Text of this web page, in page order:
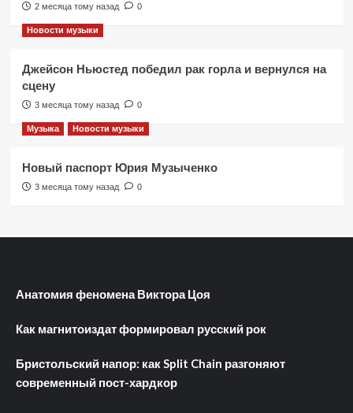
2 месяца тому назад 0
Новости музыки
Джейсон Ньюстед победил рак горла и вернулся на
сцену
3 месяца тому назад 0
Музыка Новости музыки
Новый паспорт Юрия Музыченко
3 месяца тому назад 0
Анатомия феномена Виктора Цоя
Как магнитоиздат формировал русский рок
Бристольский напор: как Split Chain разгоняют
современный пост-хардкор